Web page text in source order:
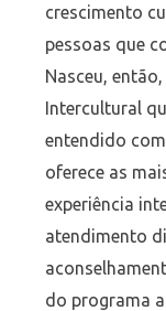
crescimento
pessoas que
Nasceu,
Intercultural
entendido
oferece as
experiência
atendimento
do programa